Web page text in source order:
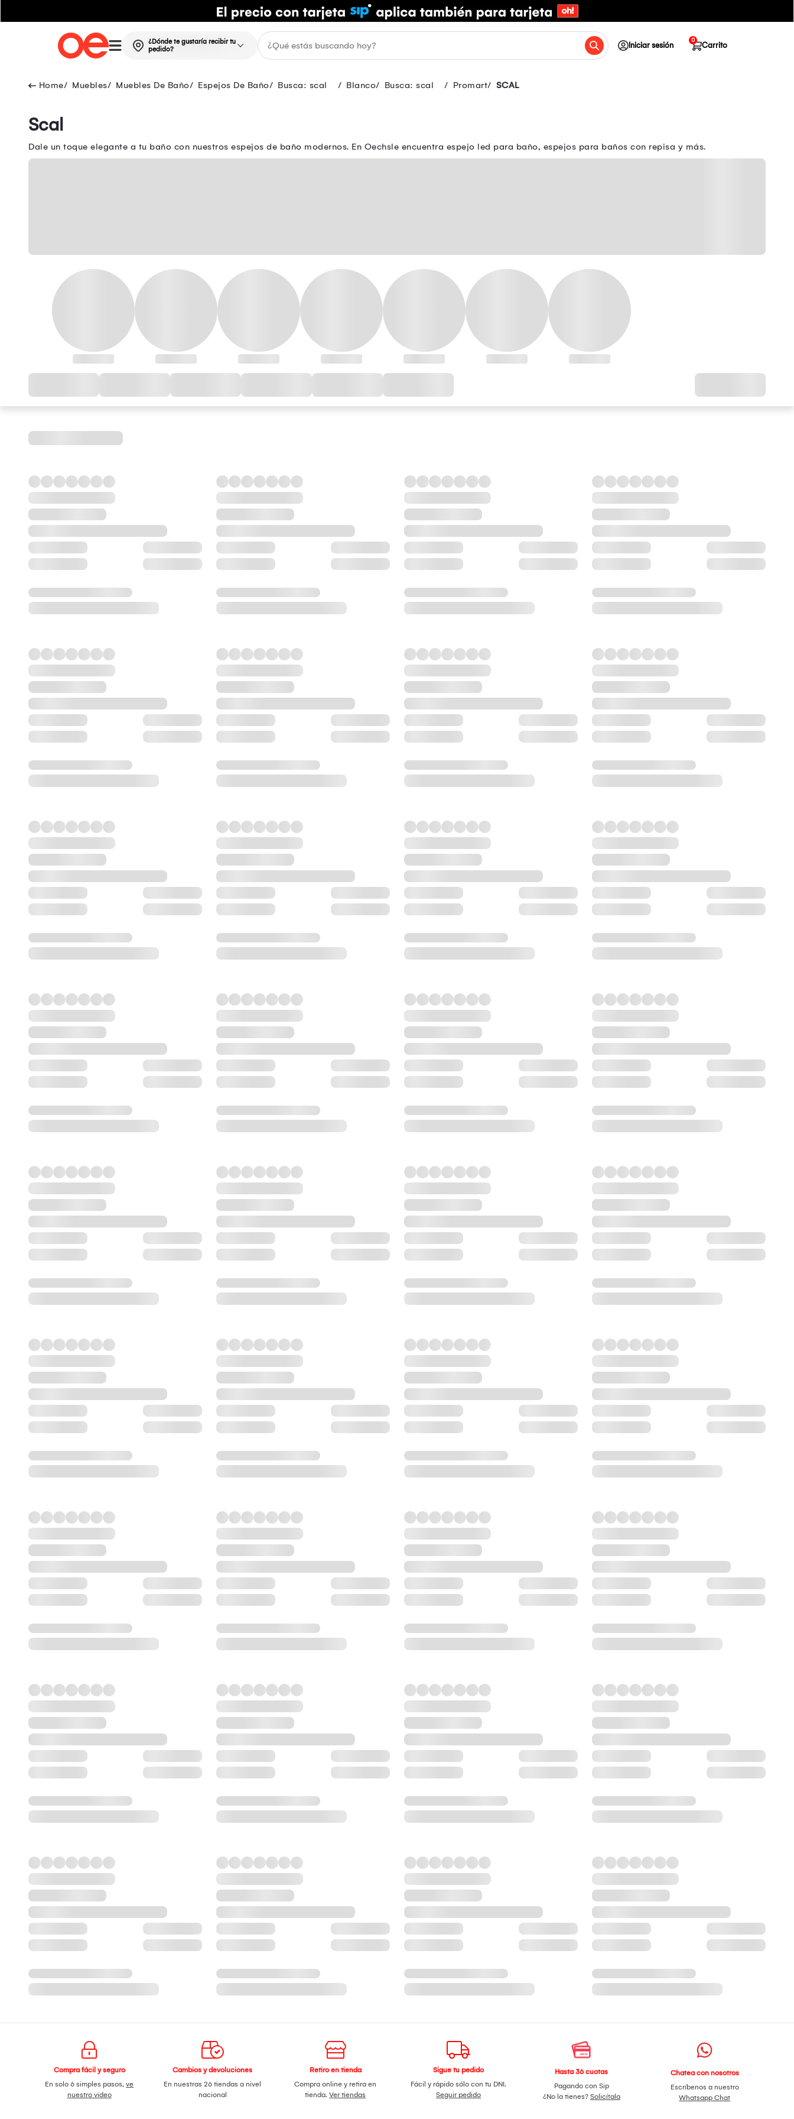
¿Dónde te gustaría recibir tu
pedido?
Iniciar sesión Carrito
0
Muebles Muebles De Baño Espejos De Baño Busca: scal Blanco Busca: scal Promart SCAL
Scal
Dale un toque elegante a tu baño con nuestros espejos de baño modernos. En Oechsle encuentra espejo led para baño, espejos para baños con repisa y más.
Compra fácil y seguro
En solo 6 simples pasos,ve
nuestro video
Cambios y devoluciones
En nuestras 26 tiendas a nivel
nacional
Retiro en tienda
Compra online y retira en
tienda.Ver tiendas
Sigue tu pedido
Fácil y rápido sólo con tu DNI.
Seguir pedido
Hasta 36 cuotas
Pagando con Sip
¿No la tienes? Solicítala
Chatea con nosotros
Escríbenos a nuestro
Whatsapp Chat